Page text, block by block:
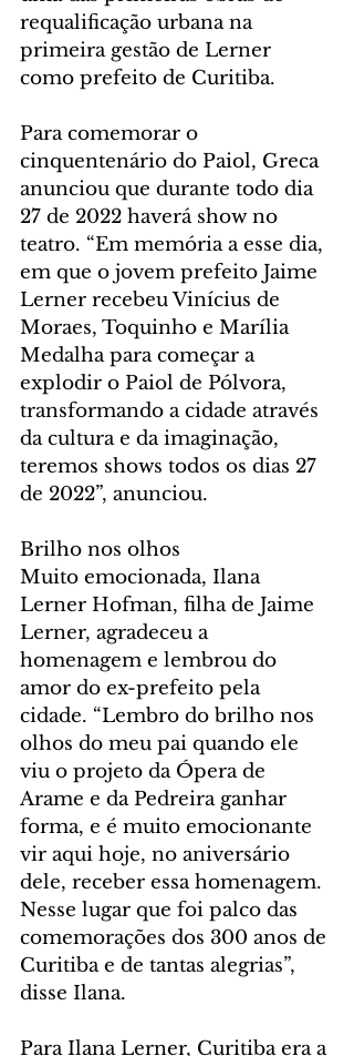
requalificação urbana na
primeira gestão de Lerner
como prefeito de Curitiba.
Para comemorar o
cinquentenário do Paiol, Greca
anunciou que durante todo dia
27 de 2022 haverá show no
teatro. “Em memória a esse dia,
em que o jovem prefeito Jaime
Lerner recebeu Vinícius de
Moraes, Toquinho e Marília
Medalha para começar a
explodir o Paiol de Pólvora,
transformando a cidade através
da cultura e da imaginação,
teremos shows todos os dias 27
de 2022”, anunciou.
Brilho nos olhos
Muito emocionada, Ilana
Lerner Hofman, filha de Jaime
Lerner, agradeceu a
homenagem e lembrou do
amor do ex-prefeito pela
cidade. “Lembro do brilho nos
olhos do meu pai quando ele
viu o projeto da Ópera de
Arame e da Pedreira ganhar
forma, e é muito emocionante
vir aqui hoje, no aniversário
dele, receber essa homenagem.
Nesse lugar que foi palco das
comemorações dos 300 anos de
Curitiba e de tantas alegrias”,
disse Ilana.
Para Ilana Lerner, Curitiba era a